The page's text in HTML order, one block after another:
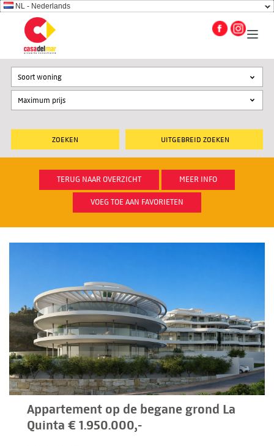
NL - Nederlands
UITGEBREID ZOEKEN
Soort woning
TERUG NAAR OVERZICHT MEER INFO
VOEG TOE AAN FAVORIETEN
Appartement op de begane grond La
Quinta € 1.950.000,-